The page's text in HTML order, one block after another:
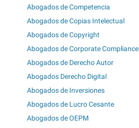
Abogados de Competencia
Abogados de Copias Intelectual
Abogados de Copyright
Abogados de Corporate Compliance
Abogados de Derecho Autor
Abogados Derecho Digital
Abogados de Inversiones
Abogados de Lucro Cesante
Abogados de OEPM